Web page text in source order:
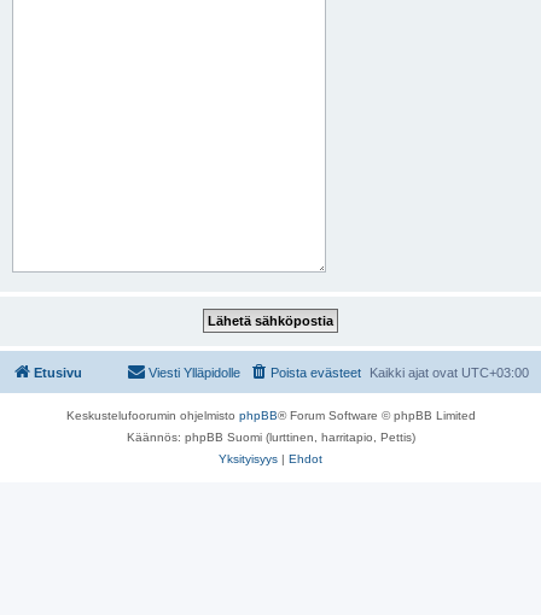
Etusivu Kaikki ajat ovat UTC+03:00
Poista evästeet
Viesti Ylläpidolle
Keskustelufoorumin ohjelmisto phpBB® Forum Software © phpBB Limited
Käännös: phpBB Suomi (lurttinen, harritapio, Pettis)
Yksityisyys | Ehdot